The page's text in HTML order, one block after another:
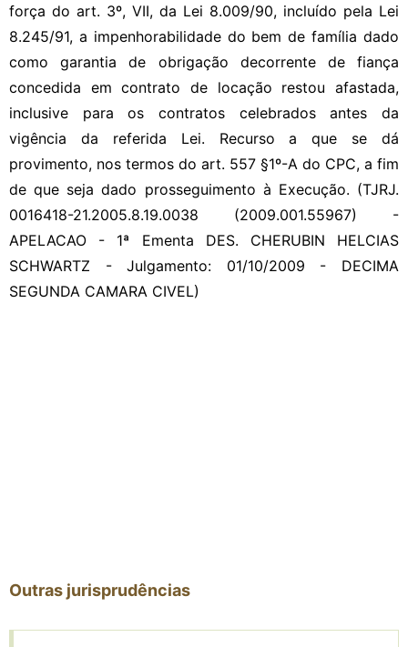
força do art. 3º, VII, da Lei 8.009/90, incluído pela Lei
8.245/91, a impenhorabilidade do bem de família dado
como garantia de obrigação decorrente de fiança
concedida em contrato de locação restou afastada,
inclusive para os contratos celebrados antes da
vigência da referida Lei. Recurso a que se dá
provimento, nos termos do art. 557 §1º-A do CPC, a fim
de que seja dado prosseguimento à Execução. (TJRJ.
0016418-21.2005.8.19.0038 (2009.001.55967) -
APELACAO - 1ª Ementa DES. CHERUBIN HELCIAS
SCHWARTZ - Julgamento: 01/10/2009 - DECIMA
SEGUNDA CAMARA CIVEL)
Outras jurisprudências